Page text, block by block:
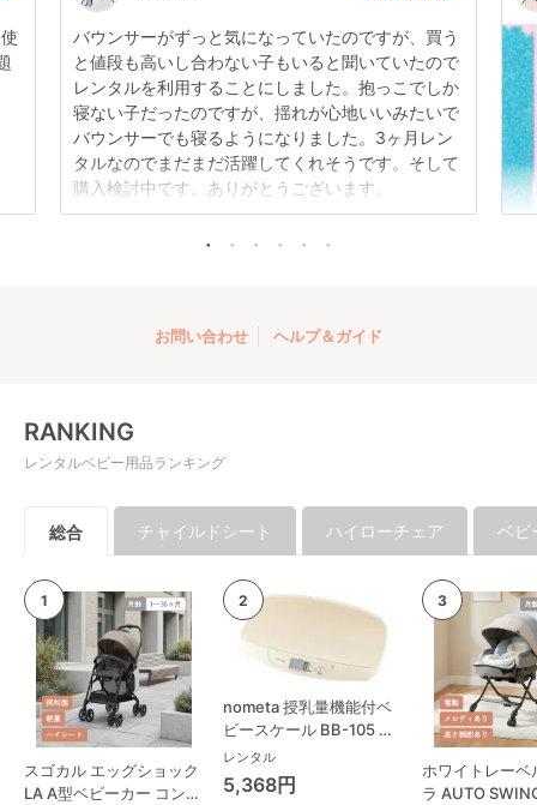
折りたたみ チャイル
ドシート ISOFIX チャ
イルドシート プッパ
プポ(PUPPAPUPO)
円 〜
バウンサーがずっと気になっていたのですが、買う
と値段も高いし合わない子もいると聞いていたので
レンタルを利用することにしました。抱っこでしか
寝ない子だったのですが、揺れが心地いいみたいで
バウンサーでも寝るようになりました。3ヶ月レン
タルなのでまだまだ活躍してくれそうです。そして
購入検討中です。ありがとうございます。
お問い合わせ ヘルプ＆ガイド
RANKING
レンタルベビー用品ランキング
総合 チャイルドシート ハイローチェア ベビ
スゴカル エッグショック
LA A型ベビーカー コンビ
nometa 授乳量機能付ベ
ビースケール BB-105 タ
ニタ(TANITA) ベビースケ
ール・体重計
レンタル
5,368円
ホワイトレーベ
ラ AUTO